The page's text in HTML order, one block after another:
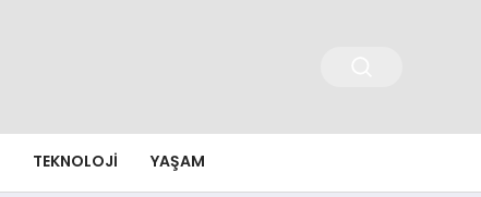
TEKNOLOJI YAŞAM